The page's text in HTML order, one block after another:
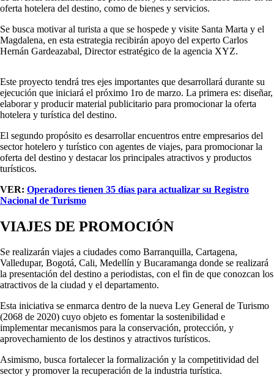
oferta hotelera del destino, como de bienes y servicios.
Se busca motivar al turista a que se hospede y visite Santa Marta y el
Magdalena, en esta estrategia recibirán apoyo del experto Carlos
Hernán Gardeazabal, Director estratégico de la agencia XYZ.
Este proyecto tendrá tres ejes importantes que desarrollará durante su
ejecución que iniciará el próximo 1ro de marzo. La primera es: diseñar,
elaborar y producir material publicitario para promocionar la oferta
hotelera y turística del destino.
El segundo propósito es desarrollar encuentros entre empresarios del
sector hotelero y turístico con agentes de viajes, para promocionar la
oferta del destino y destacar los principales atractivos y productos
turísticos.
VER: Operadores tienen 35 días para actualizar su Registro
Nacional de Turismo
VIAJES DE PROMOCIÓN
Se realizarán viajes a ciudades como Barranquilla, Cartagena,
Valledupar, Bogotá, Cali, Medellín y Bucaramanga donde se realizará
la presentación del destino a periodistas, con el fin de que conozcan los
atractivos de la ciudad y el departamento.
Esta iniciativa se enmarca dentro de la nueva Ley General de Turismo
(2068 de 2020) cuyo objeto es fomentar la sostenibilidad e
implementar mecanismos para la conservación, protección, y
aprovechamiento de los destinos y atractivos turísticos.
Asimismo, busca fortalecer la formalización y la competitividad del
sector y promover la recuperación de la industria turística.